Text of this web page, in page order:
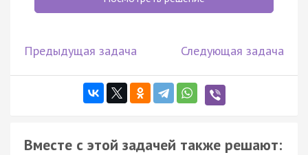
Предыдущая задача Следующая задача
Вместе с этой задачей также решают: